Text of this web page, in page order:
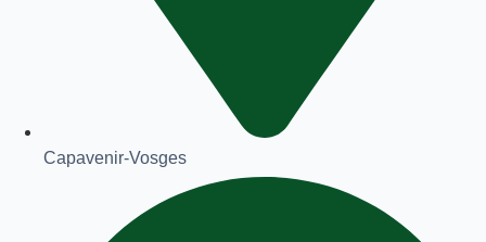
Capavenir-Vosges